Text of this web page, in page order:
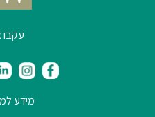
עקבו
מידע